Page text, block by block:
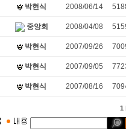
박현식 2008/06/14
중앙회 2008/04/08
박현식 2007/09/26
박현식 2007/09/05
박현식 2007/08/16
1